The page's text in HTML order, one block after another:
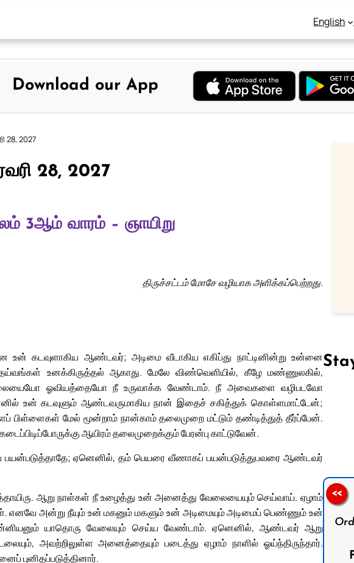
English
Download our App
28, 2027
28, 2027
3ஆம் வாரம் – ஞாயிறு
திருச்சட்டம் மோசே வழியாக அளிக்கப்பெற்றது.
கடவுளாகிய ஆண்டவர்; அடிமை வீடாகிய எகிப்து நாட்டினின்று உன்னை
உனக்கிருத்தல் ஆகாது. மேலே விண்வெளியில், கீழே மண்ணுலகில்,
ஓவியத்தையோ நீ உருவாக்க வேண்டாம். நீ அவைகளை வழிபடவோ
உன் கடவுளும் ஆண்டவருமாகிய நான் இதைச் சகித்துக் கொள்ளமாட்டேன்;
பிள்ளைகள் மேல் மூன்றாம் நான்காம் தலைமுறை மட்டும் தண்டித்துத் தீர்ப்பேன்.
ஆயிரம் தலைமுறைக்கும் பேரன்பு காட்டுவேன்.
ஏனெனில், தம் பெயரை வீணாகப் பயன்படுத்துபவரை ஆண்டவர்
ஆறு நாள்கள் நீ உழைத்து உன் அனைத்து வேலையையும் செய்வாய். ஏழாம்
எனவே அன்று நீயும் உன் மகனும் மகளும் உன் அடிமையும் அடிமைப் பெண்ணும் உன்
யாதொரு வேலையும் செய்ய வேண்டாம். ஏனெனில், ஆண்டவர் ஆறு
அவற்றிலுள்ள அனைத்தையும் படைத்து ஏழாம் நாளில் ஓய்ந்திருந்தார்.
புனிதப்படுத்தினார்.
Follow us on Facebook
<<